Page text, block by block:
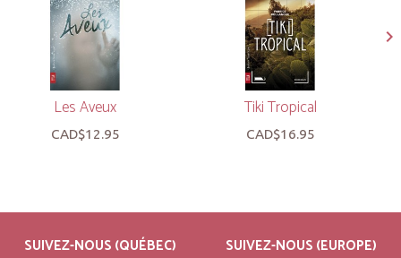
Les Aveux
CAD$12.95
Tiki Tropical
CAD$16.95
SUIVEZ-NOUS (QUÉBEC) SUIVEZ-NOUS (EUROPE)